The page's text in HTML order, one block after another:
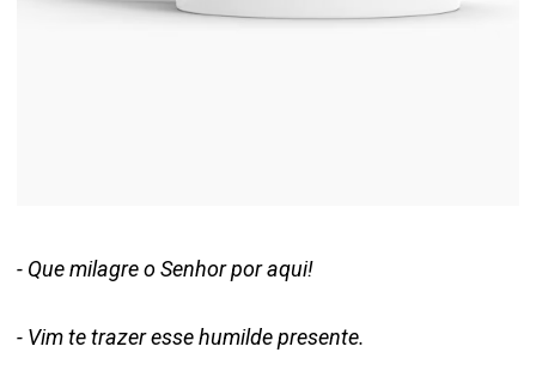
- Que milagre o Senhor por aqui!
- Vim te trazer esse humilde presente.